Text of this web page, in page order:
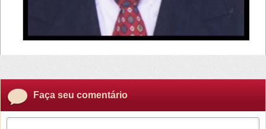
Faça seu comentário